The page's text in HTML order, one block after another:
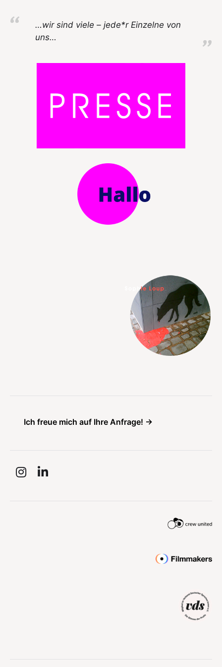
…wir sind viele – jede*r Einzelne von
uns…
Ich freue mich auf Ihre Anfrage! ->